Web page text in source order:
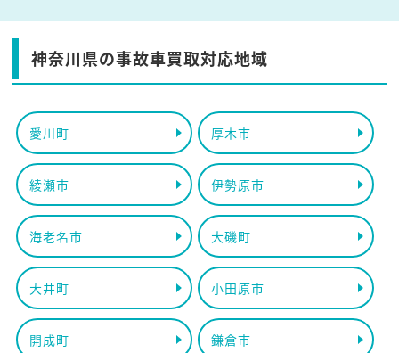
神奈川県の事故車買取対応地域
愛川町 厚木市
綾瀬市 伊勢原市
海老名市 大磯町
大井町 小田原市
開成町 鎌倉市